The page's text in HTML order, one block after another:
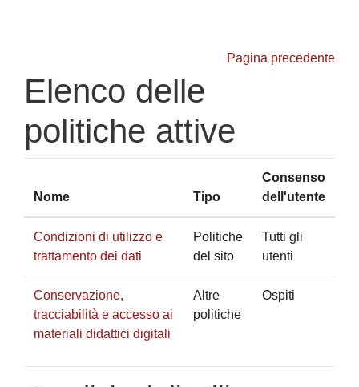
Pagina precedente
Elenco delle
politiche attive
Nome Tipo
Consenso
dell'utente
Condizioni di utilizzo e
trattamento dei dati
Politiche
del sito
Tutti gli
utenti
Conservazione,
tracciabilità e accesso ai
materiali didattici digitali
Altre
politiche
Ospiti